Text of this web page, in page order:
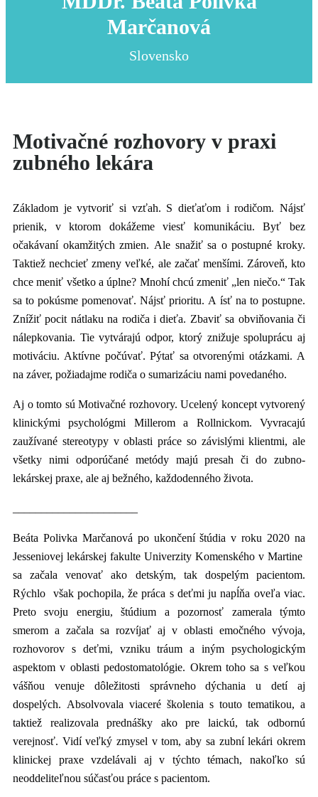
Marčanová
Slovensko
Motivačné rozhovory v praxi
zubného lekára
Základom je vytvoriť si vzťah. S dieťaťom i rodičom. Nájsť
prienik, v ktorom dokážeme viesť komunikáciu. Byť bez
očakávaní okamžitých zmien. Ale snažiť sa o postupné kroky.
Taktiež nechcieť zmeny veľké, ale začať menšími. Zároveň, kto
chce meniť všetko a úplne? Mnohí chcú zmeniť „len niečo.“ Tak
sa to pokúsme pomenovať. Nájsť prioritu. A ísť na to postupne.
Znížiť pocit nátlaku na rodiča i dieťa. Zbaviť sa obviňovania či
nálepkovania. Tie vytvárajú odpor, ktorý znižuje spoluprácu aj
motiváciu. Aktívne počúvať. Pýtať sa otvorenými otázkami. A
na záver, požiadajme rodiča o sumarizáciu nami povedaného.
Aj o tomto sú Motivačné rozhovory. Ucelený koncept vytvorený
klinickými psychológmi Millerom a Rollnickom. Vyvracajú
zaužívané stereotypy v oblasti práce so závislými klientmi, ale
všetky nimi odporúčané metódy majú presah či do zubno-
lekárskej praxe, ale aj bežného, každodenného života.
Beáta Polivka Marčanová po ukončení štúdia v roku 2020 na
Jesseniovej lekárskej fakulte Univerzity Komenského v Martine
sa začala venovať ako detským, tak dospelým pacientom.
Rýchlo však pochopila, že práca s deťmi ju napĺňa oveľa viac.
Preto svoju energiu, štúdium a pozornosť zamerala týmto
smerom a začala sa rozvíjať aj v oblasti emočného vývoja,
rozhovorov s deťmi, vzniku tráum a iným psychologickým
aspektom v oblasti pedostomatológie. Okrem toho sa s veľkou
vášňou venuje dôležitosti správneho dýchania u detí aj
dospelých. Absolvovala viaceré školenia s touto tematikou, a
taktiež realizovala prednášky ako pre laickú, tak odbornú
verejnosť. Vidí veľký zmysel v tom, aby sa zubní lekári okrem
klinickej praxe vzdelávali aj v týchto témach, nakoľko sú
neoddeliteľnou súčasťou práce s pacientom.